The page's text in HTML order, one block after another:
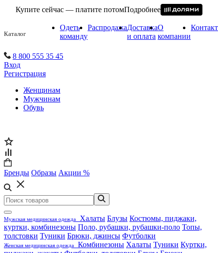
Купите сейчас — платите потомПодробнее
Каталог
Одеть
команду
РаспродажаДоставка
и оплата
О
компании
8 800 555 35 45
Вход
Регистрация
Женщинам
Мужчинам
Обувь
Бренды Образы Акции %
Мужская медицинская одежда Халаты Блузы Костюмы, пиджаки,
куртки, комбинезоны Поло, рубашки, рубашки-поло Топы,
толстовки Туники Брюки, джинсы Футболки
Женская медицинская одежда Комбинезоны Халаты Туники Куртки,